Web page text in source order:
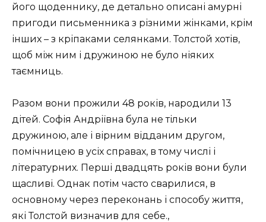
його щоденнику, де детально описані амурні
пригоди письменника з різними жінками, крім
інших – з кріпаками селянками. Толстой хотів,
щоб між ним і дружиною не було ніяких
таємниць.
Разом вони прожили 48 років, народили 13
дітей. Софія Андріївна була не тільки
дружиною, але і вірним відданим другом,
помічницею в усіх справах, в тому числі і
літературних. Перші двадцять років вони були
щасливі. Однак потім часто сварилися, в
основному через переконань і способу життя,
які Толстой визначив для себе.,